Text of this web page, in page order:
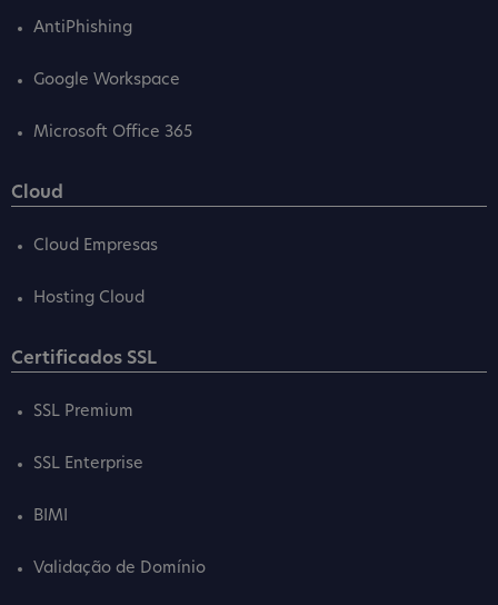
AntiPhishing
Google Workspace
Microsoft Office 365
Cloud
Cloud Empresas
Hosting Cloud
Certificados SSL
SSL Premium
SSL Enterprise
BIMI
Validação de Domínio